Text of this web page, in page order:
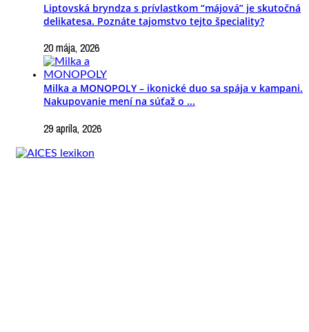
Liptovská bryndza s prívlastkom “májová” je skutočná
delikatesa. Poznáte tajomstvo tejto špeciality?
20 mája, 2026
Milka a MONOPOLY – ikonické duo sa spája v kampani.
Nakupovanie mení na súťaž o ...
29 apríla, 2026